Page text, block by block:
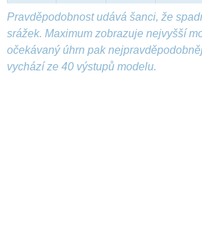
Pravděpodobnost udává šanci, že
srážek. Maximum zobrazuje nejvyšší
očekávaný úhrn pak
vychází ze 40 výstupů modelu.